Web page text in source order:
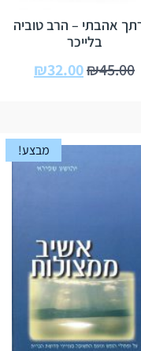
אהבתי – הרב טוביה
בלייכר
₪45.00
₪32.00
מבצע!